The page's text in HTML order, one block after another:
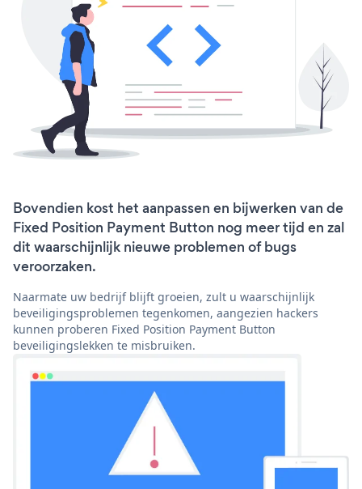
Bovendien kost het aanpassen en bijwerken van de
Fixed Position Payment Button nog meer tijd en zal
dit waarschijnlijk nieuwe problemen of bugs
veroorzaken.
Naarmate uw bedrijf blijft groeien, zult u waarschijnlijk
beveiligingsproblemen tegenkomen, aangezien hackers
kunnen proberen Fixed Position Payment Button
beveiligingslekken te misbruiken.